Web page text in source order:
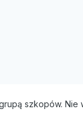
szkopów. Nie